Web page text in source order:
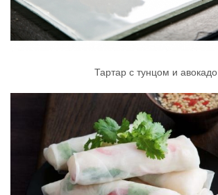
Тартар с тунцом и авокадо